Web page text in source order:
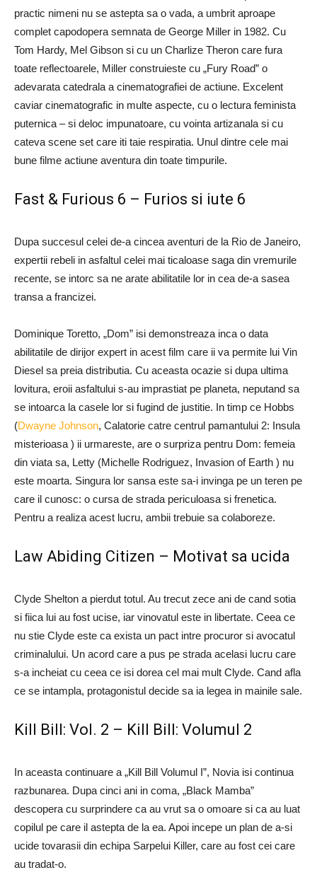
practic nimeni nu se astepta sa o vada, a umbrit aproape
complet capodopera semnata de George Miller in 1982. Cu
Tom Hardy, Mel Gibson si cu un Charlize Theron care fura
toate reflectoarele, Miller construieste cu „Fury Road” o
adevarata catedrala a cinematografiei de actiune. Excelent
caviar cinematografic in multe aspecte, cu o lectura feminista
puternica – si deloc impunatoare, cu vointa artizanala si cu
cateva scene set care iti taie respiratia. Unul dintre cele mai
bune filme actiune aventura din toate timpurile.
Fast & Furious 6 – Furios si iute 6
Dupa succesul celei de-a cincea aventuri de la Rio de Janeiro,
expertii rebeli in asfaltul celei mai ticaloase saga din vremurile
recente, se intorc sa ne arate abilitatile lor in cea de-a sasea
transa a francizei.
Dominique Toretto, „Dom” isi demonstreaza inca o data
abilitatile de dirijor expert in acest film care ii va permite lui Vin
Diesel sa preia distributia. Cu aceasta ocazie si dupa ultima
lovitura, eroii asfaltului s-au imprastiat pe planeta, neputand sa
se intoarca la casele lor si fugind de justitie. In timp ce Hobbs
(Dwayne Johnson, Calatorie catre centrul pamantului 2: Insula
misterioasa ) ii urmareste, are o surpriza pentru Dom: femeia
din viata sa, Letty (Michelle Rodriguez, Invasion of Earth ) nu
este moarta. Singura lor sansa este sa-i invinga pe un teren pe
care il cunosc: o cursa de strada periculoasa si frenetica.
Pentru a realiza acest lucru, ambii trebuie sa colaboreze.
Law Abiding Citizen – Motivat sa ucida
Clyde Shelton a pierdut totul. Au trecut zece ani de cand sotia
si fiica lui au fost ucise, iar vinovatul este in libertate. Ceea ce
nu stie Clyde este ca exista un pact intre procuror si avocatul
criminalului. Un acord care a pus pe strada acelasi lucru care
s-a incheiat cu ceea ce isi dorea cel mai mult Clyde. Cand afla
ce se intampla, protagonistul decide sa ia legea in mainile sale.
Kill Bill: Vol. 2 – Kill Bill: Volumul 2
In aceasta continuare a „Kill Bill Volumul I”, Novia isi continua
razbunarea. Dupa cinci ani in coma, „Black Mamba”
descopera cu surprindere ca au vrut sa o omoare si ca au luat
copilul pe care il astepta de la ea. Apoi incepe un plan de a-si
ucide tovarasii din echipa Sarpelui Killer, care au fost cei care
au tradat-o.